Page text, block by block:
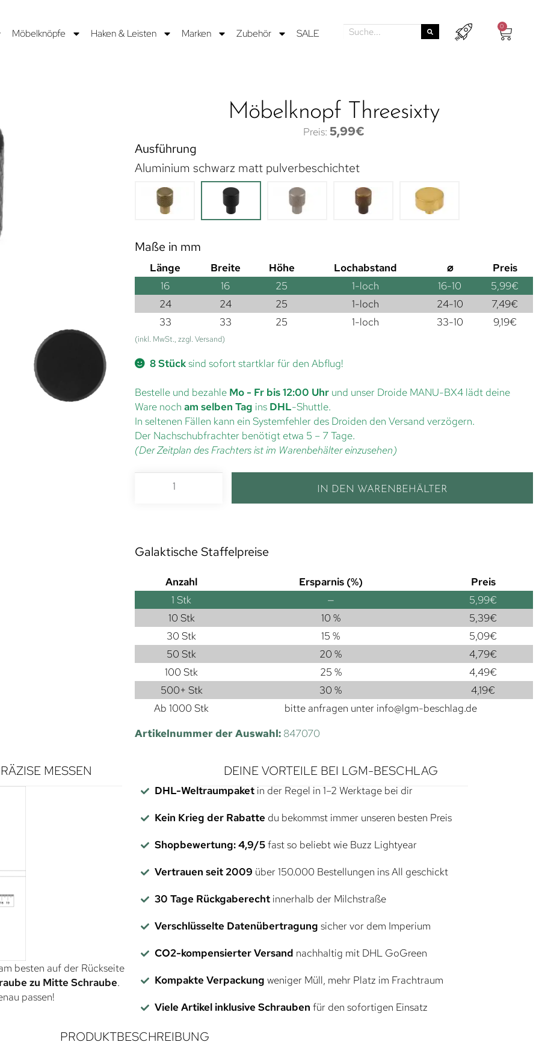
Möbelknöpfe Haken & Leisten Marken Zubehör SALE
0
Möbelknopf Threesixty
5,99€
Ausführung
Aluminium schwarz matt pulverbeschichtet
Maße in mm
Länge Breite Höhe Lochabstand ⌀
Preis
16
16 25 1-loch 16-10 5,99€
24
24 25 1-loch 24-10 7,49€
33
33 25 1-loch 33-10 9,19€
(inkl. MwSt., zzgl. Versand)
8 Stücksind sofort startklar für den Abflug!
Bestelle und bezahle Mo - Fr bis 12:00 Uhr und unser Droide MANU-BX4 lädt deine
Ware noch am selben Tag ins DHL-Shuttle.
In seltenen Fällen kann ein Systemfehler des Droiden den Versand verzögern.
Der Nachschubfrachter benötigt etwa 5 – 7 Tage.
(Der Zeitplan des Frachters ist im Warenbehälter einzusehen)
IN DEN WARENBEHÄLTER
Galaktische Staffelpreise
Anzahl Ersparnis (%)
Preis
1 Stk — 5,99€
10 Stk
10 % 5,39€
30 Stk
15 % 5,09€
50 Stk
20 % 4,79€
100 Stk
25 % 4,49€
500+ Stk
30 % 4,19€
Ab 1000 Stk
bitte anfragen unter info@lgm-beschlag.de
Artikelnummer der Auswahl: 847070
MESSEN
besten auf der Rückseite
zu Mitte Schraube.
passen!
DEINE VORTEILE BEI LGM-BESCHLAG
DHL-Weltraumpaketin der Regel in 1–2 Werktage bei dir
Kein Krieg der Rabatte du bekommst immer unseren besten Preis
Shopbewertung: 4,9/5fast so beliebt wie Buzz Lightyear
Vertrauen seit 2009 über 150.000 Bestellungen ins All geschickt
30 Tage Rückgaberechtinnerhalb der Milchstraße
Verschlüsselte Datenübertragung sicher vor dem Imperium
CO2-kompensierter Versand nachhaltig mit DHL GoGreen
Kompakte Verpackung weniger Müll, mehr Platz im Frachtraum
Viele Artikel inklusive Schrauben für den sofortigen Einsatz
PRODUKTBESCHREIBUNG